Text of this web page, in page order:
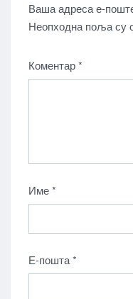
Ваша адреса е-
Неопходна поља су
Коментар*
Име*
Е-пошта*